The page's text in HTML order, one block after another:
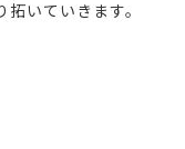
いていきます。